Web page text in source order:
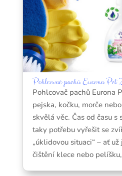
Pohlcovač pachů Eurona Pet
Pohlcovač pachů Eurona
pejska, kočku, morče
skvělá věc. Čas od času s
taky potřebu vyřešit se
„úklidovou situaci“ – ať
čištění klece nebo